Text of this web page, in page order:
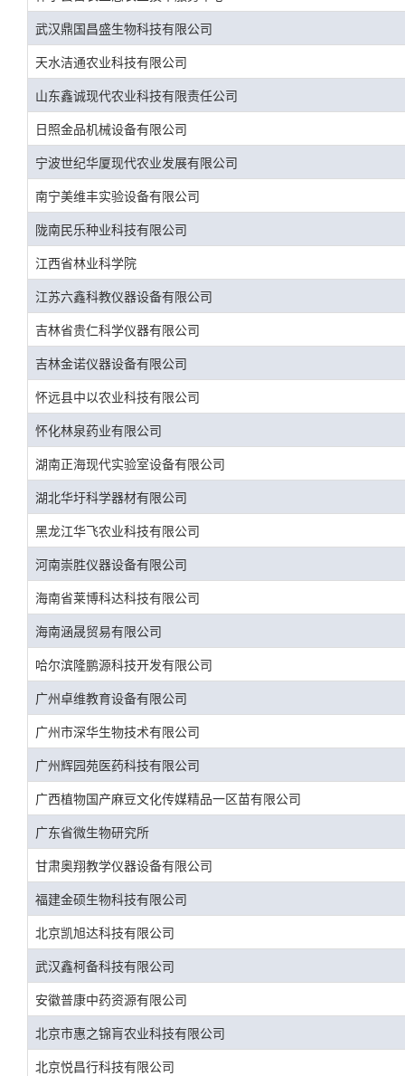
武汉鼎国昌盛生物科技有限公司
天水洁通农业科技有限公司
山东鑫诚现代农业科技有限责任公司
日照金品机械设备有限公司
宁波世纪华厦现代农业发展有限公司
南宁美维丰实验设备有限公司
陇南民乐种业科技有限公司
江西省林业科学院
江苏六鑫科教仪器设备有限公司
吉林省贵仁科学仪器有限公司
吉林金诺仪器设备有限公司
怀远县中以农业科技有限公司
怀化林泉药业有限公司
湖南正海现代实验室设备有限公司
湖北华圩科学器材有限公司
黑龙江华飞农业科技有限公司
河南崇胜仪器设备有限公司
海南省莱博科达科技有限公司
海南涵晟贸易有限公司
哈尔滨隆鹏源科技开发有限公司
广州卓维教育设备有限公司
广州市深华生物技术有限公司
广州辉园苑医药科技有限公司
广西植物国产麻豆文化传媒精品一区苗有限公司
广东省微生物研究所
甘肃奥翔教学仪器设备有限公司
福建金硕生物科技有限公司
北京凯旭达科技有限公司
武汉鑫柯备科技有限公司
安徽普康中药资源有限公司
北京市惠之锦肓农业科技有限公司
北京悦昌行科技有限公司